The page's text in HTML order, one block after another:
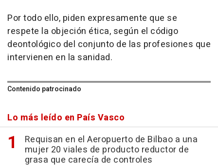
Por todo ello, piden expresamente que se
respete la objeción ética, según el código
deontológico del conjunto de las profesiones que
intervienen en la sanidad.
Contenido patrocinado
Lo más leído en País Vasco
Requisan en el Aeropuerto de Bilbao a una
mujer 20 viales de producto reductor de
grasa que carecía de controles